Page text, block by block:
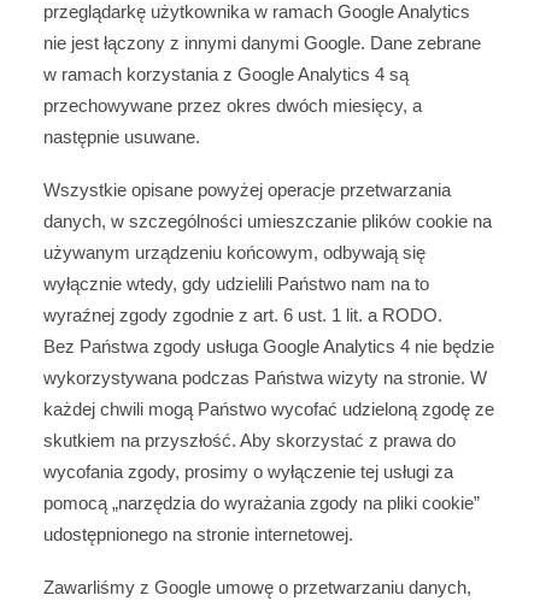
przeglądarkę użytkownika w ramach Google Analytics
nie jest łączony z innymi danymi Google. Dane zebrane
w ramach korzystania z Google Analytics 4 są
przechowywane przez okres dwóch miesięcy, a
następnie usuwane.
Wszystkie opisane powyżej operacje przetwarzania
danych, w szczególności umieszczanie plików cookie na
używanym urządzeniu końcowym, odbywają się
wyłącznie wtedy, gdy udzielili Państwo nam na to
wyraźnej zgody zgodnie z art. 6 ust. 1 lit. a RODO.
Bez Państwa zgody usługa Google Analytics 4 nie będzie
wykorzystywana podczas Państwa wizyty na stronie. W
każdej chwili mogą Państwo wycofać udzieloną zgodę ze
skutkiem na przyszłość. Aby skorzystać z prawa do
wycofania zgody, prosimy o wyłączenie tej usługi za
pomocą „narzędzia do wyrażania zgody na pliki cookie”
udostępnionego na stronie internetowej.
Zawarliśmy z Google umowę o przetwarzaniu danych,